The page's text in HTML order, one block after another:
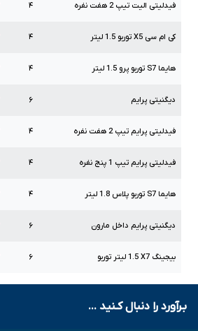
فیدلیتی الیت تیپ2 هفت نفره ۴
کی ام سی X5 توربو 1.5 لیتر ۴
هایما S7 توربو پرو 1.5 لیتر ۴
دیگنیتی پرایم ۶
فیدلیتی پرایم تیپ2 هفت نفره ۴
فیدلیتی پرایم تیپ 1 پنج نفره ۴
هایما S7 توربو پلاس 1.8 لیتر ۴
دیگنیتی پرایم داخل مارون ۶
بیجینگ X7
1.5 لیتر توربو ۶
بـرآورد را دنبال کـنید ...